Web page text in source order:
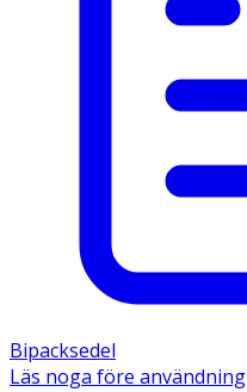
Bipacksedel
Läs noga före användning